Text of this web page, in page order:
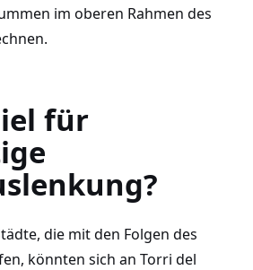
im oberen Rahmen des
für
die mit den Folgen des
könnten sich an Torri del